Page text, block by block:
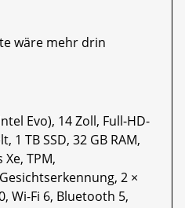
wäre mehr drin
Evo), 14 Zoll, Full-HD-
1 TB SSD, 32 GB RAM,
TPM,
2 ×
Wi-Fi 6, Bluetooth 5,